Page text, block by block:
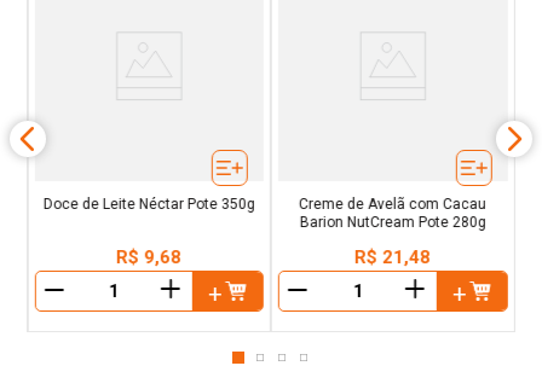
Doce de Leite Néctar Pote 350g
R$ 9,68
＋
Creme de Avelã com Cacau
Barion NutCream Pote 280g
R$ 21,48
＋